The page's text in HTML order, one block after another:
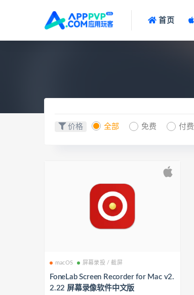
首页
价格 全部 免费 付费
macOS 屏幕录投 / 截屏
FoneLab Screen Recorder for Mac v2.
2.22 屏幕录像软件中文版